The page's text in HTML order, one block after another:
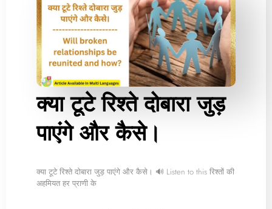
क्या टूटे रिश्ते दोबारा जुड़
पाएंगे और कैसे।
क्या टूटे रिश्ते दोबारा जुड़ पाएंगे और कैसे। 🔊 Listen to this रिश्तों की
अहमियत हर प्राणी के